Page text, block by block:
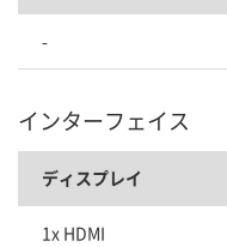
-
インターフェイス
ディスプレイ
1x HDMI